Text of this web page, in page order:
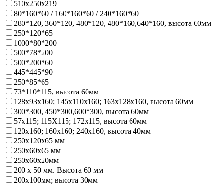
510х250х219
80*160*60 / 160*160*60 / 240*160*60
280*120, 360*120, 480*120, 480*160,640*160, высота 60мм
250*120*65
1000*80*200
500*78*200
500*200*60
445*445*90
250*85*65
73*110*115, высота 60мм
128х93x160; 145х110x160; 163х128x160, высота 60мм
300*300, 450*300,600*300, высота 60мм
57х115; 115Х115; 172х115, высота 60мм
120х160; 160х160; 240х160, высота 40мм
250х120х65 мм
250х60х65 мм
250х60х20мм
200 х 50 мм. Высота 60 мм
200х100мм; высота 30мм